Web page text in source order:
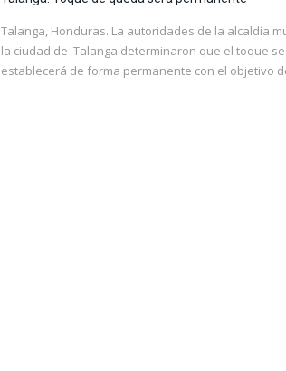
Talanga, Honduras. La autoridades de la alcaldía
la ciudad de Talanga determinaron que el toque se
establecerá de forma permanente con el objetivo